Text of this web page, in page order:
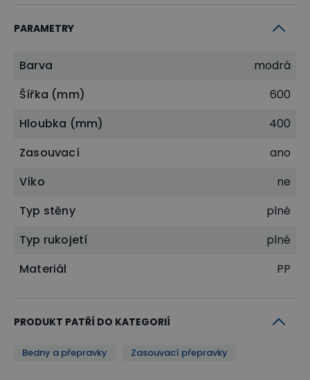
PARAMETRY
Barva
modrá
Šířka (mm)
600
Hloubka (mm)
400
Zasouvací
ano
Víko
ne
Typ stěny
plné
Typ rukojetí
plné
Materiál
PP
PRODUKT PATŘÍ DO KATEGORIÍ
Bedny a přepravky Zasouvací přepravky